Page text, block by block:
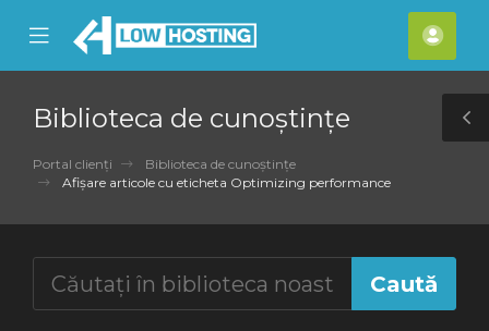
Mobile
Menu
meu
Biblioteca de cunoștințe
Portal clienți
Biblioteca de cunoștințe
Afișare articole cu eticheta Optimizing performance